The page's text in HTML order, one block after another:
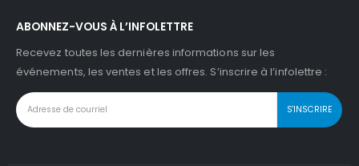
ABONNEZ-VOUS À L’INFOLETTRE
Recevez toutes les dernières informations sur les
événements, les ventes et les offres. S’inscrire à l’infolettre :